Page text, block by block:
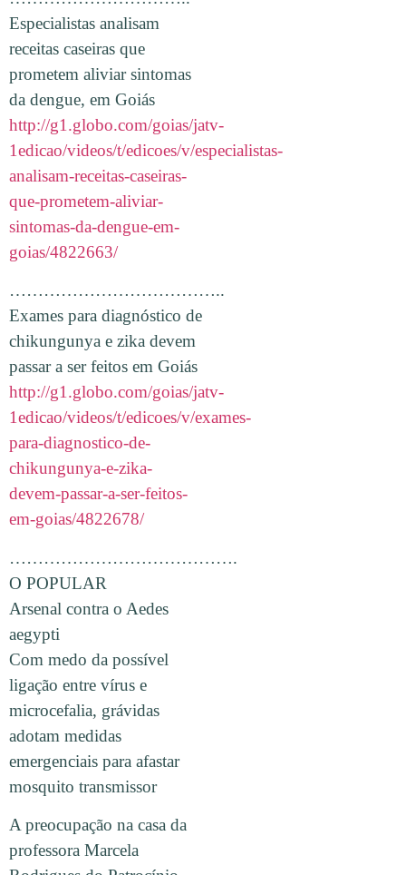
Especialistas analisam
receitas caseiras que
prometem aliviar sintomas
da dengue, em Goiás
http://g1.globo.com/goias/jatv-
1edicao/videos/t/edicoes/v/especialistas-
analisam-receitas-caseiras-
que-prometem-aliviar-
sintomas-da-dengue-em-
goias/4822663/
………………………………..
Exames para diagnóstico de
chikungunya e zika devem
passar a ser feitos em Goiás
http://g1.globo.com/goias/jatv-
1edicao/videos/t/edicoes/v/exames-
para-diagnostico-de-
chikungunya-e-zika-
devem-passar-a-ser-feitos-
em-goias/4822678/
………………………………….
O POPULAR
Arsenal contra o Aedes
aegypti
Com medo da possível
ligação entre vírus e
microcefalia, grávidas
adotam medidas
emergenciais para afastar
mosquito transmissor
A preocupação na casa da
professora Marcela